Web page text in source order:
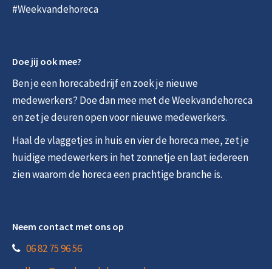
#Weekvandehoreca
Doe jij ook mee?
Ben je een horecabedrijf en zoek je nieuwe
medewerkers? Doe dan mee met de Weekvandehoreca
en zet je deuren open voor nieuwe medewerkers.
Haal de vlaggetjes in huis en vier de horeca mee, zet je
huidige medewerkers in het zonnetje en laat iedereen
zien waarom de horeca een prachtige branche is.
Neem contact met ons op
06 82 75 96 56